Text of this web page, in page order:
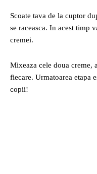
Scoate tava de la cuptor
se raceasca. In acest timp
cremei.
Mixeaza cele doua creme,
fiecare. Urmatoarea etapa
copii!